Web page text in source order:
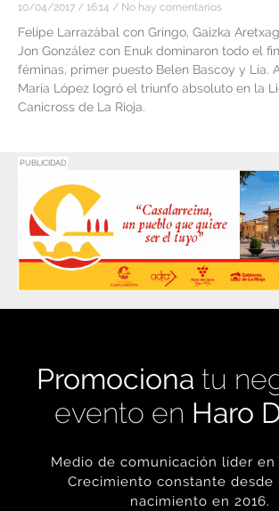
10/04/2017 16:14 No hay comentarios
Felipe Larrazábal con Gringo, Gaizka
Jon González con Enuk dominaron todo el
féminas, primer puesto Belen Bascoy y Lía.
María López logró el triunfo absoluto en la
Canicross de La Rioja.
PUBLICIDAD
Promociona tu
evento en Haro
Medio de comunicación líder en
Crecimiento constante desde
nacimiento en 2016.